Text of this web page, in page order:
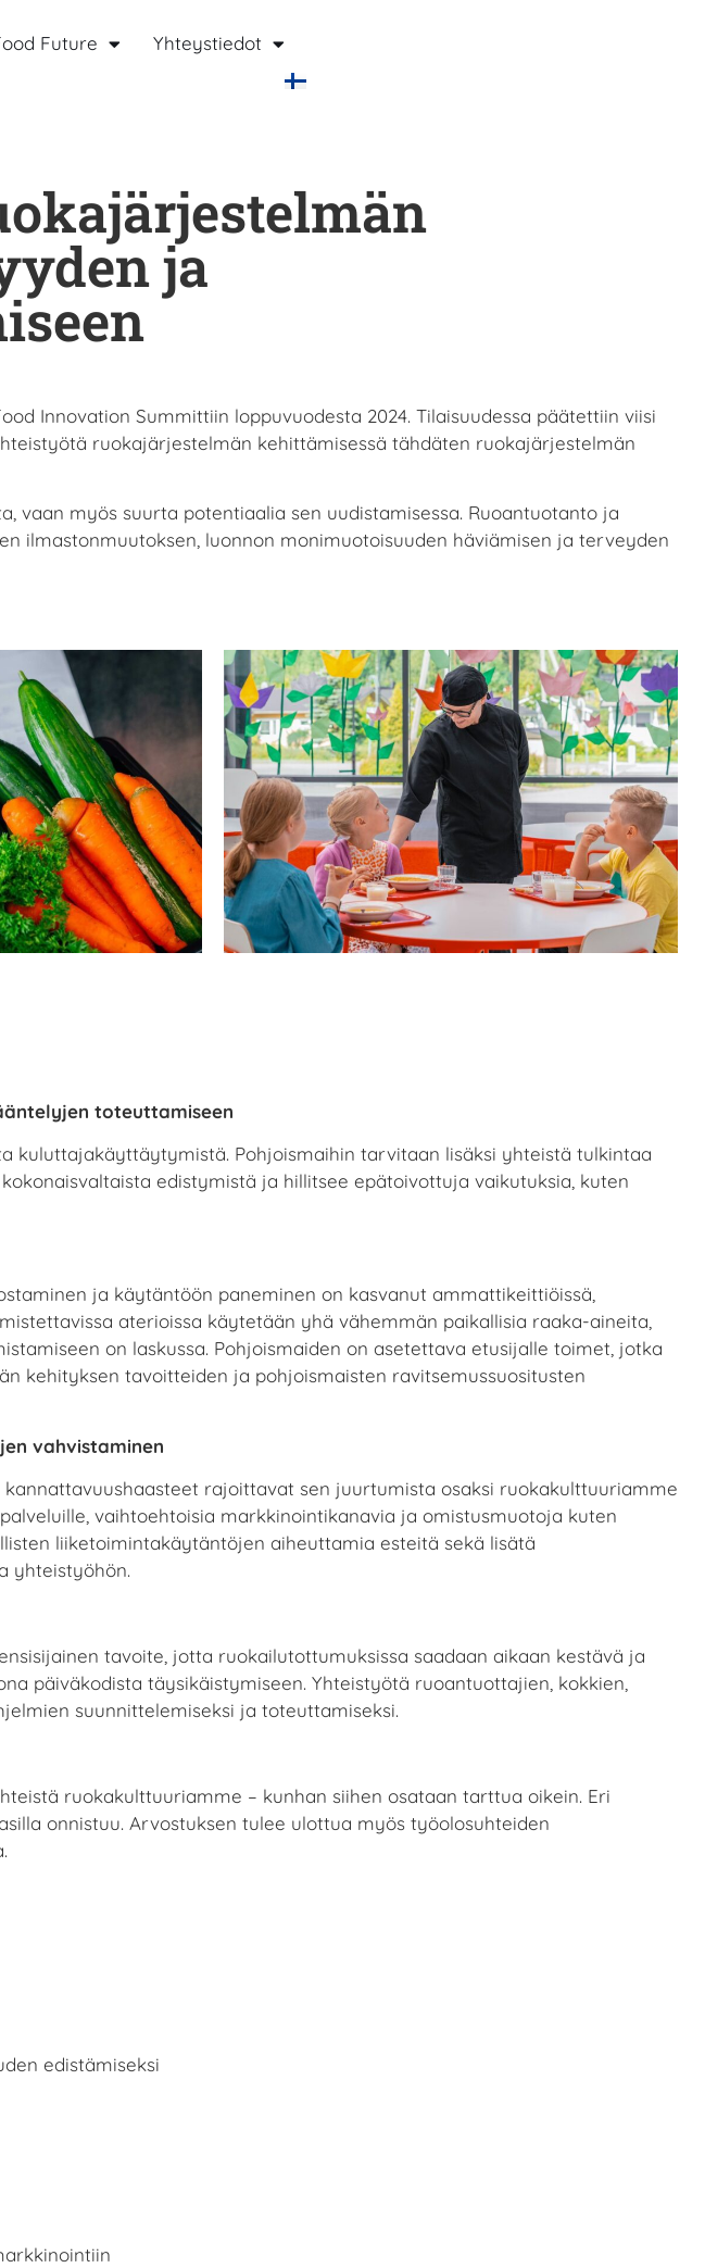
Future Yhteystiedot
ja
Innovation Summittiin loppuvuodesta 2024. Tilaisuudessa päätettiin viisi
ruokajärjestelmän kehittämisessä tähdäten ruokajärjestelmän
myös suurta potentiaalia sen uudistamisessa. Ruoantuotanto ja
ilmastonmuutoksen, luonnon monimuotoisuuden häviämisen ja terveyden
toteuttamiseen
Pohjoismaihin tarvitaan lisäksi yhteistä tulkintaa
edistymistä ja hillitsee epätoivottuja vaikutuksia, kuten
ja käytäntöön paneminen on kasvanut ammattikeittiöissä,
aterioissa käytetään yhä vähemmän paikallisia raaka-aineita,
on laskussa. Pohjoismaiden on asetettava etusijalle toimet, jotka
kehityksen tavoitteiden ja pohjoismaisten ravitsemussuositusten
vahvistaminen
rajoittavat sen juurtumista osaksi ruokakulttuuriamme
vaihtoehtoisia markkinointikanavia ja omistusmuotoja kuten
liiketoimintakäytäntöjen aiheuttamia esteitä sekä lisätä
yhteistyöhön.
tavoite, jotta ruokailutottumuksissa saadaan aikaan kestävä ja
päiväkodista täysikäistymiseen. Yhteistyötä ruoantuottajien, kokkien,
suunnittelemiseksi ja toteuttamiseksi.
ruokakulttuuriamme – kunhan siihen osataan tarttua oikein. Eri
onnistuu. Arvostuksen tulee ulottua myös työolosuhteiden
edistämiseksi